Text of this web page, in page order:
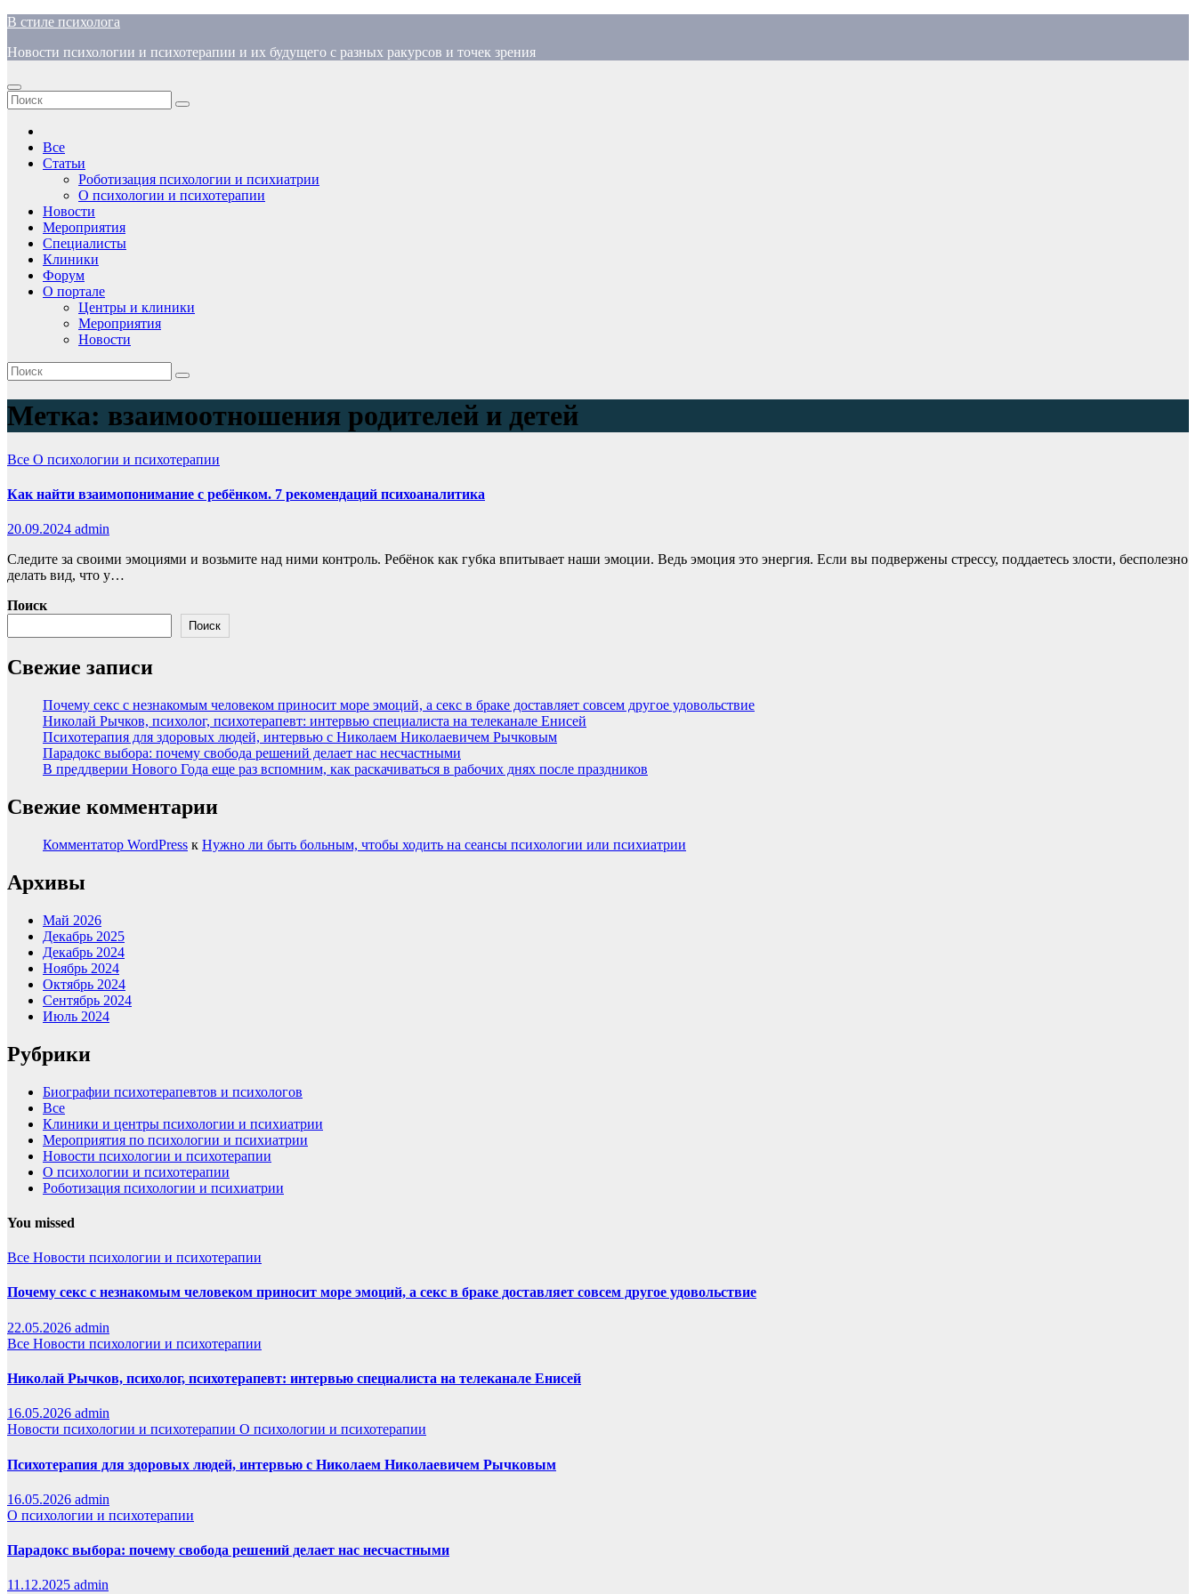
Перейти
содержимому
В стиле психолога
Новости психологии и психотерапии и их будущего с разных ракурсов и точек зрения
Все
Статьи
Роботизация психологии и психиатрии
О психологии и психотерапии
Новости
Мероприятия
Специалисты
Клиники
Форум
О портале
Центры и клиники
Мероприятия
Новости
Метка: взаимоотношения родителей и детей
Все О психологии и психотерапии
Как найти взаимопонимание с ребёнком. 7 рекомендаций психоаналитика
20.09.2024 admin
Следите за своими эмоциями и возьмите над ними контроль. Ребёнок как губка впитывает наши эмоции. Ведь эмоция это энергия. Если вы подвержены стрессу, поддаетесь злости, бесполезно
делать вид, что у…
Поиск
Поиск
Свежие записи
Почему секс с незнакомым человеком приносит море эмоций, а секс в браке доставляет совсем другое удовольствие
Николай Рычков, психолог, психотерапевт: интервью специалиста на телеканале Енисей
Психотерапия для здоровых людей, интервью с Николаем Николаевичем Рычковым
Парадокс выбора: почему свобода решений делает нас несчастными
В преддверии Нового Года еще раз вспомним, как раскачиваться в рабочих днях после праздников
Свежие комментарии
Комментатор WordPress к Нужно ли быть больным, чтобы ходить на сеансы психологии или психиатрии
Архивы
Май 2026
Декабрь 2025
Декабрь 2024
Ноябрь 2024
Октябрь 2024
Сентябрь 2024
Июль 2024
Рубрики
Биографии психотерапевтов и психологов
Все
Клиники и центры психологии и психиатрии
Мероприятия по психологии и психиатрии
Новости психологии и психотерапии
О психологии и психотерапии
Роботизация психологии и психиатрии
You missed
Все Новости психологии и психотерапии
Почему секс с незнакомым человеком приносит море эмоций, а секс в браке доставляет совсем другое удовольствие
22.05.2026 admin
Все Новости психологии и психотерапии
Николай Рычков, психолог, психотерапевт: интервью специалиста на телеканале Енисей
16.05.2026 admin
Новости психологии и психотерапии О психологии и психотерапии
Психотерапия для здоровых людей, интервью с Николаем Николаевичем Рычковым
16.05.2026 admin
О психологии и психотерапии
Парадокс выбора: почему свобода решений делает нас несчастными
11.12.2025 admin